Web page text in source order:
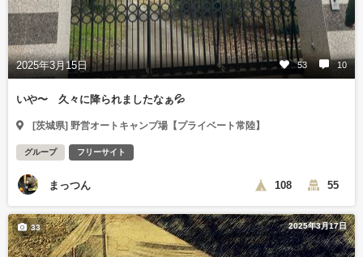
2025年3月15日 53 10
いや〜 久々に降られましたなぁ💦
[茨城県] 野営オートキャンプ場【プライベート常陸】
グループ フリーサイト
まっつん 108 55
2025年3月17日
33